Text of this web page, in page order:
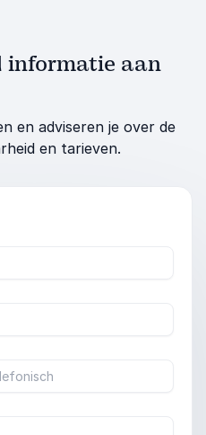
informatie aan
en adviseren je over de
en tarieven.